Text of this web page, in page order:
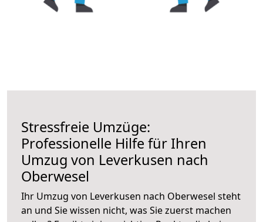
Stressfreie Umzüge:
Professionelle Hilfe für Ihren
Umzug von Leverkusen nach
Oberwesel
Ihr Umzug von Leverkusen nach Oberwesel steht
an und Sie wissen nicht, was Sie zuerst machen